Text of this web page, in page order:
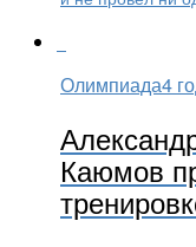
Олимпиада4
Каюмов